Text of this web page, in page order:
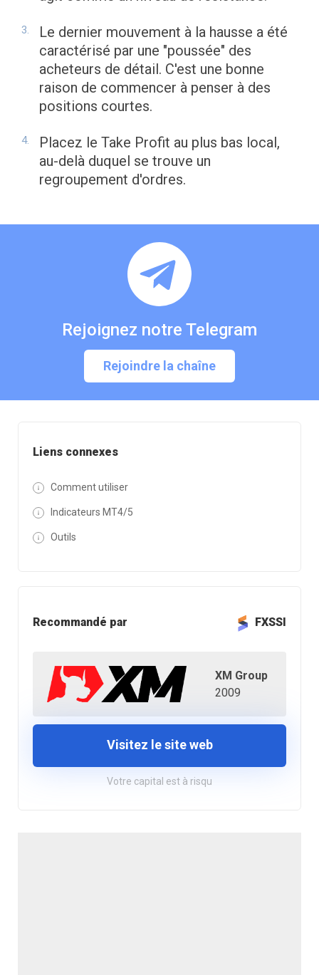
Liens connexes
Comment utiliser
Indicateurs MT4/5
Outils
Recommandé par FXSSI
XM Group
2009
Visitez le site web
Votre capital est à risqu
Le dernier mouvement à la hausse a été
caractérisé par une "poussée" des
acheteurs de détail. C'est une bonne
raison de commencer à penser à des
positions courtes.
Placez le Take Profit au plus bas local,
au-delà duquel se trouve un
regroupement d'ordres.
Rejoignez notre Telegram
Rejoindre la chaîne